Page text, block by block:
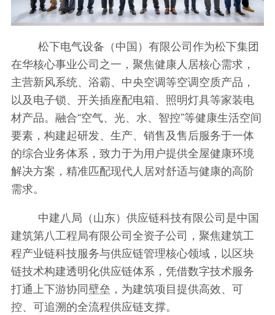
松下电气设备（中国）有限公司作为松下集团
在华核心事业公司之一，聚焦健康人居核心需求，
主营新风系统、浴霸、中央空调等空调空质产品，
以及电子锁、开关插座配电箱、照明灯具等家装电
材产品。融合“空气、光、水、智控”等健康生活空间
要素，构建起研发、生产、销售及售后服务于一体
的综合业务体系，致力于为用户提供全屋健康环境
解决方案，精准匹配现代人居对舒适与健康的高阶
需求。
中建八局（山东）供应链科技有限公司是中国
建筑第八工程局有限公司全资子公司，聚焦建筑工
程产业链科技服务与供应链管理核心领域，以区块
链技术构建透明化供应链体系，凭借数字技术服务
打通上下游协同壁垒，为建筑项目提供高效、可
控、可追溯的全流程供应链支撑。